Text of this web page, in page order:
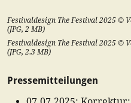
Festivaldesign The Festival 2025 ©
(JPG, 2 MB)
Festivaldesign The Festival 2025 ©
(JPG, 2.3 MB)
Pressemitteilungen